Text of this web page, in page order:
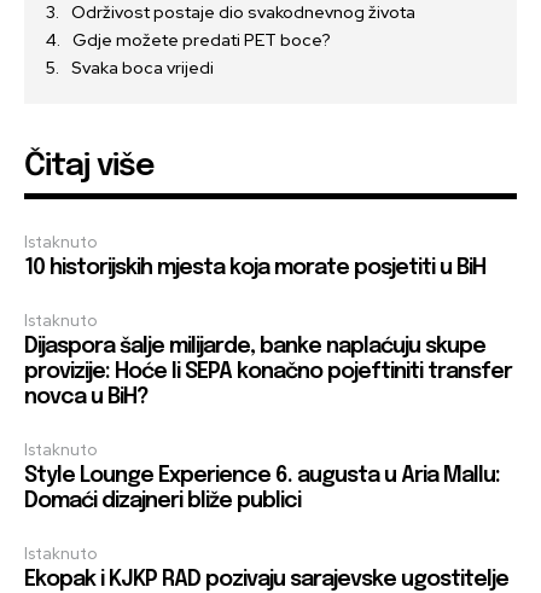
Održivost postaje dio svakodnevnog života
Gdje možete predati PET boce?
Svaka boca vrijedi
Čitaj više
Istaknuto
10 historijskih mjesta koja morate posjetiti u BiH
Istaknuto
Dijaspora šalje milijarde, banke naplaćuju skupe
provizije: Hoće li SEPA konačno pojeftiniti transfer
novca u BiH?
Istaknuto
Style Lounge Experience 6. augusta u Aria Mallu:
Domaći dizajneri bliže publici
Istaknuto
Ekopak i KJKP RAD pozivaju sarajevske ugostitelje